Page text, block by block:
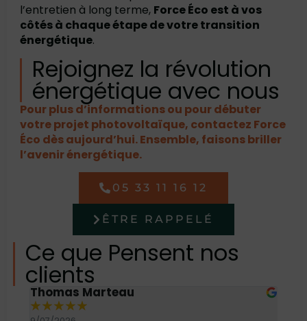
l’entretien à long terme, Force Éco est à vos
côtés à chaque étape de votre transition
énergétique.
Rejoignez la révolution
énergétique avec nous
Pour plus d’informations ou pour débuter
votre projet photovoltaïque, contactez Force
Éco dès aujourd’hui. Ensemble, faisons briller
l’avenir énergétique.
05 33 11 16 12
ÊTRE RAPPELÉ
Ce que Pensent nos
clients
Thomas Marteau
★★★★★